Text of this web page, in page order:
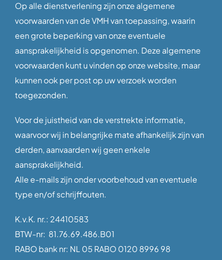
Op alle dienstverlening zijn onze algemene
voorwaarden van de VMH van toepassing, waarin
een grote beperking van onze eventuele
aansprakelijkheid is opgenomen. Deze algemene
voorwaarden kunt u vinden op onze website, maar
kunnen ook per post op uw verzoek worden
toegezonden.
Voor de juistheid van de verstrekte informatie,
waarvoor wij in belangrijke mate afhankelijk zijn van
derden, aanvaarden wij geen enkele
aansprakelijkheid.
Alle e-mails zijn onder voorbehoud van eventuele
type en/of schrijffouten.
K.v.K. nr.: 24410583
BTW-nr: 81.76.69.486.B01
RABO bank nr: NL 05 RABO 0120 8996 98